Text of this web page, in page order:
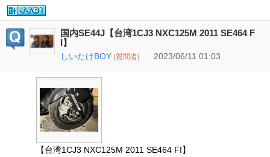
国内SE44J【台湾1CJ3 NXC125M 2011 SE464 F
I】
しいたけBOY [質問者] 2023/06/11 01:03
【台湾1CJ3 NXC125M 2011 SE464 FI】